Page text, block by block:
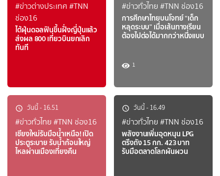
#ข่าวต่างประเทศ #TNN
ช่อง16
ไต้ฝุ่นดอลฟินขึ้นฝั่งญี่ปุ่นแล้ว
ส่งผล 800 เที่ยวบินยกเลิก
ทันที
#ข่าวทั่วไทย #TNN ช่อง16
การศึกษาไทยบนโจทย์ “เด็ก
หลุดระบบ” เมื่อเส้นทางเรียน
ต้องไปต่อได้มากกว่าหนึ่งแบบ
1
วันนี้ - 16.51
#ข่าวทั่วไทย #TNN ช่อง16
เชียงใหม่รับมือน้ำเหนือ! เปิด
ประตูระบาย รับน้ำก้อนใหญ่
ไหลผ่านเมืองเที่ยงคืน
วันนี้ - 16.49
#ข่าวทั่วไทย #TNN ช่อง16
พลังงานเพิ่มอุดหนุน LPG
ตรึงถัง 15 กก. 423 บาท
รับมือตลาดโลกผันผวน